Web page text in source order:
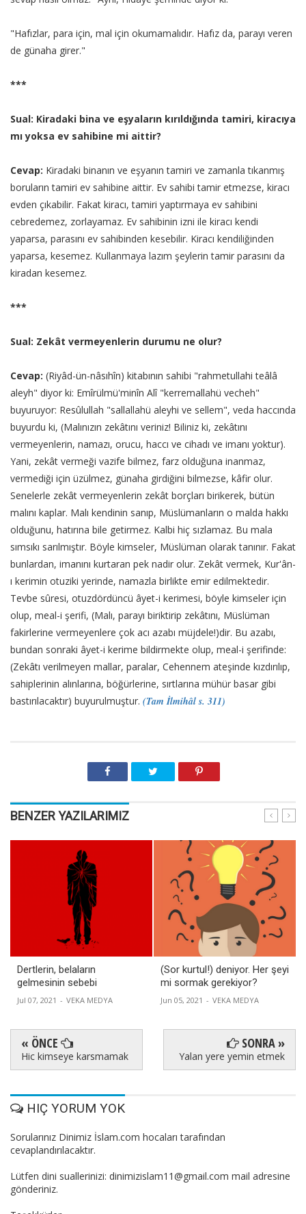
"Hafızlar, para için, mal için okumamalıdır. Hafız da, parayı veren
de günaha girer."
***
Sual: Kiradaki bina ve eşyaların kırıldığında tamiri, kiracıya
mı yoksa ev sahibine mi aittir?
Cevap: Kiradaki binanın ve eşyanın tamiri ve zamanla tıkanmış
boruların tamiri ev sahibine aittir. Ev sahibi tamir etmezse, kiracı
evden çıkabilir. Fakat kiracı, tamiri yaptırmaya ev sahibini
cebredemez, zorlayamaz. Ev sahibinin izni ile kiracı kendi
yaparsa, parasını ev sahibinden kesebilir. Kiracı kendiliğinden
yaparsa, kesemez. Kullanmaya lazım şeylerin tamir parasını da
kiradan kesemez.
***
Sual: Zekât vermeyenlerin durumu ne olur?
Cevap: (Riyâd-ün-nâsıhîn) kitabının sahibi "rahmetullahi teâlâ
aleyh" diyor ki: Emîrülmü'minîn Alî "kerremallahü vecheh"
buyuruyor: Resûlullah "sallallahü aleyhi ve sellem", veda haccında
buyurdu ki, (Malınızın zekâtını veriniz! Biliniz ki, zekâtını
vermeyenlerin, namazı, orucu, haccı ve cihadı ve imanı yoktur).
Yani, zekât vermeği vazife bilmez, farz olduğuna inanmaz,
vermediği için üzülmez, günaha girdiğini bilmezse, kâfir olur.
Senelerle zekât vermeyenlerin zekât borçları birikerek, bütün
malını kaplar. Malı kendinin sanıp, Müslümanların o malda hakkı
olduğunu, hatırına bile getirmez. Kalbi hiç sızlamaz. Bu mala
sımsıkı sarılmıştır. Böyle kimseler, Müslüman olarak tanınır. Fakat
bunlardan, imanını kurtaran pek nadir olur. Zekât vermek, Kur'ân-
ı kerimin otuziki yerinde, namazla birlikte emir edilmektedir.
Tevbe sûresi, otuzdördüncü âyet-i kerimesi, böyle kimseler için
olup, meal-i şerifi, (Malı, parayı biriktirip zekâtını, Müslüman
fakirlerine vermeyenlere çok acı azabı müjdele!)dir. Bu azabı,
bundan sonraki âyet-i kerime bildirmekte olup, meal-i şerifinde:
(Zekâtı verilmeyen mallar, paralar, Cehennem ateşinde kızdırılıp,
sahiplerinin alınlarına, böğürlerine, sırtlarına mühür basar gibi
bastırılacaktır) buyurulmuştur. (Tam İlmihâl s. 311)
BENZER YAZILARIMIZ
Dertlerin, belaların
gelmesinin sebebi
Jul 07, 2021 - VEKA MEDYA
(Sor kurtul!) deniyor. Her şeyi
mi sormak gerekiyor?
Jun 05, 2021 - VEKA MEDYA
« ÖNCE
Hic kimseye karsmamak
SONRA »
Yalan yere yemin etmek
HIÇ YORUM YOK
Sorularınız Dinimiz İslam.com hocaları tarafından
cevaplandırılacaktır.
Lütfen dini suallerinizi: dinimizislam11@gmail.com mail adresine
gönderiniz.